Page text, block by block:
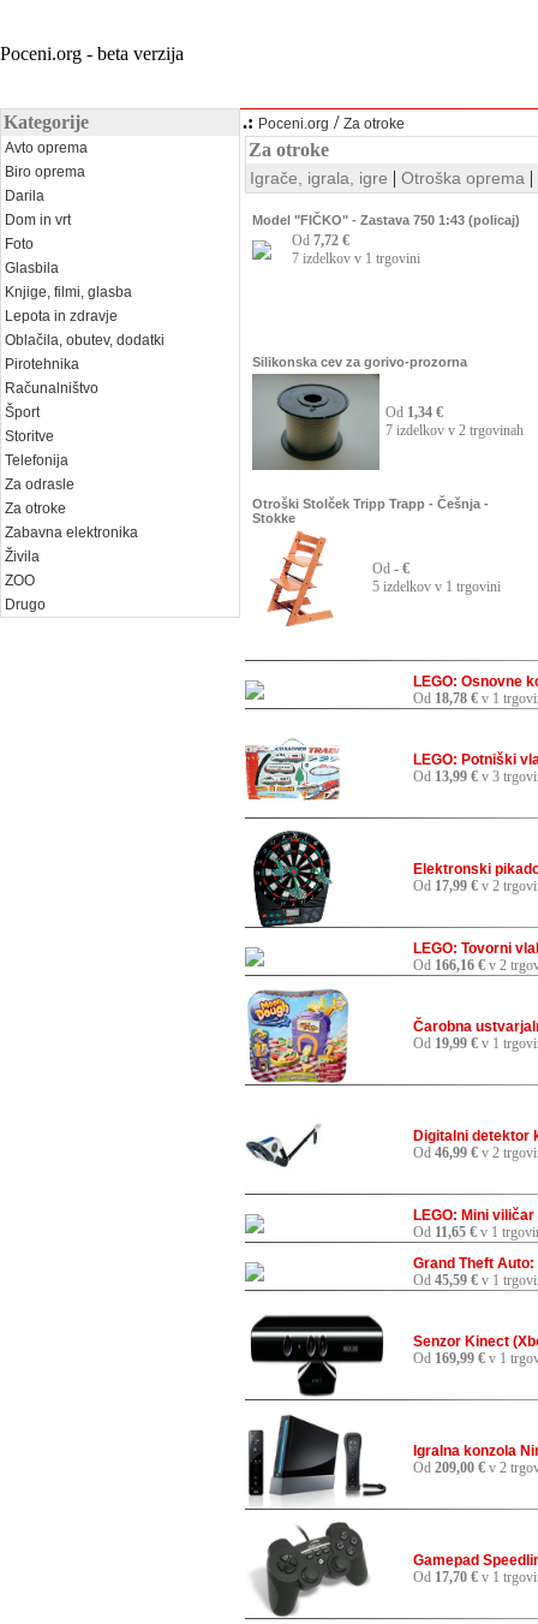
Poceni.org - beta verzija
Kategorije
Avto oprema
Biro oprema
Darila
Dom in vrt
Foto
Glasbila
Knjige, filmi, glasba
Lepota in zdravje
Oblačila, obutev, dodatki
Pirotehnika
Računalništvo
Šport
Storitve
Telefonija
Za odrasle
Za otroke
Zabavna elektronika
Živila
ZOO
Drugo
.: Poceni.org / Za otroke
Za otroke
Igrače, igrala, igre | Otroška oprema |
Model "FIČKO" - Zastava 750 1:43 (policaj)
Od 7,72 €
7 izdelkov v 1 trgovini
Silikonska cev za gorivo-prozorna
Od 1,34 €
7 izdelkov v 2 trgovinah
Otroški Stolček Tripp Trapp - Češnja -
Stokke
Od - €
5 izdelkov v 1 trgovini
LEGO: Osnovne
Od 18,78 € v 1
LEGO: Potniški
Od 13,99 € v 3
Elektronski
Od 17,99 € v 2
LEGO: Tovorni
Od 166,16 € v 2
Čarobna
Od 19,99 € v 1
Digitalni detektor
Od 46,99 € v 2
LEGO: Mini
Od 11,65 € v 1
Grand Theft
Od 45,59 € v 1
Senzor Kinect
Od 169,99 € v 1
Igralna konzola
Od 209,00 € v 2
Gamepad
Od 17,70 € v 1